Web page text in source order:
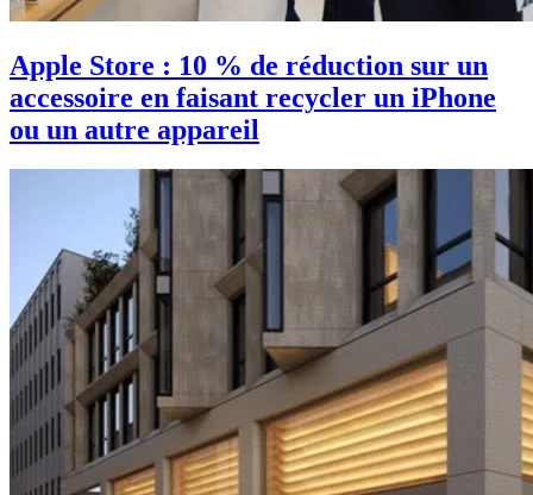
Apple Store : 10 % de réduction sur un
accessoire en faisant recycler un iPhone
ou un autre appareil